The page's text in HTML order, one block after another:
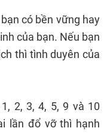
có bền vững hay
của bạn. Nếu bạn
thì tình duyên của
2, 3, 4, 5, 9 và 10
lần đổ vỡ thì hạnh